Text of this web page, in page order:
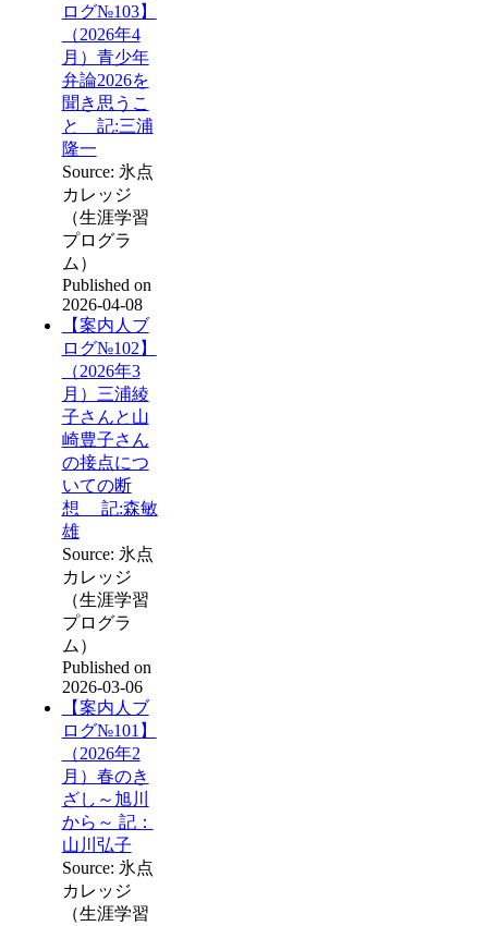
ログ№103】
（2026年4
月）青少年
弁論2026を
聞き思うこ
と 記:三浦
隆一
Source: 氷点
カレッジ
（生涯学習
プログラ
ム）
Published on
2026-04-08
【案内人ブ
ログ№102】
（2026年3
月）三浦綾
子さんと山
崎豊子さん
の接点につ
いての断
想 記:森敏
雄
Source: 氷点
カレッジ
（生涯学習
プログラ
ム）
Published on
2026-03-06
【案内人ブ
ログ№101】
（2026年2
月）春のき
ざし～旭川
から～ 記：
山川弘子
Source: 氷点
カレッジ
（生涯学習